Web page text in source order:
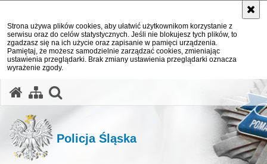
Strona używa plików cookies, aby ułatwić użytkownikom korzystanie z
serwisu oraz do celów statystycznych. Jeśli nie blokujesz tych plików, to
zgadzasz się na ich użycie oraz zapisanie w pamięci urządzenia.
Pamiętaj, że możesz samodzielnie zarządzać cookies, zmieniając
ustawienia przeglądarki. Brak zmiany ustawienia przeglądarki oznacza
wyrażenie zgody.
Policja Śląska